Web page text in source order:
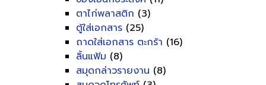
ตาไก่พลาสติก (3)
ตู้ใส่เอกสาร (25)
ถาดใส่เอกสาร ตะกร้า (16)
ลิ้นแฟ้ม (8)
สมุดกล่าวรายงาน (8)